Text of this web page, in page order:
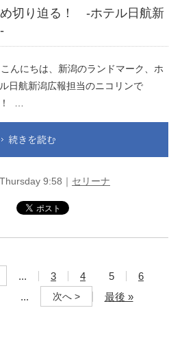
切り迫る！ -ホテル日航新
んにちは、新潟のランドマーク、ホ
日航新潟広報担当のニコリンで
…
続きを読む
9:58｜ セリーナ
... 3 4 5
6
... 次へ > 最後 »